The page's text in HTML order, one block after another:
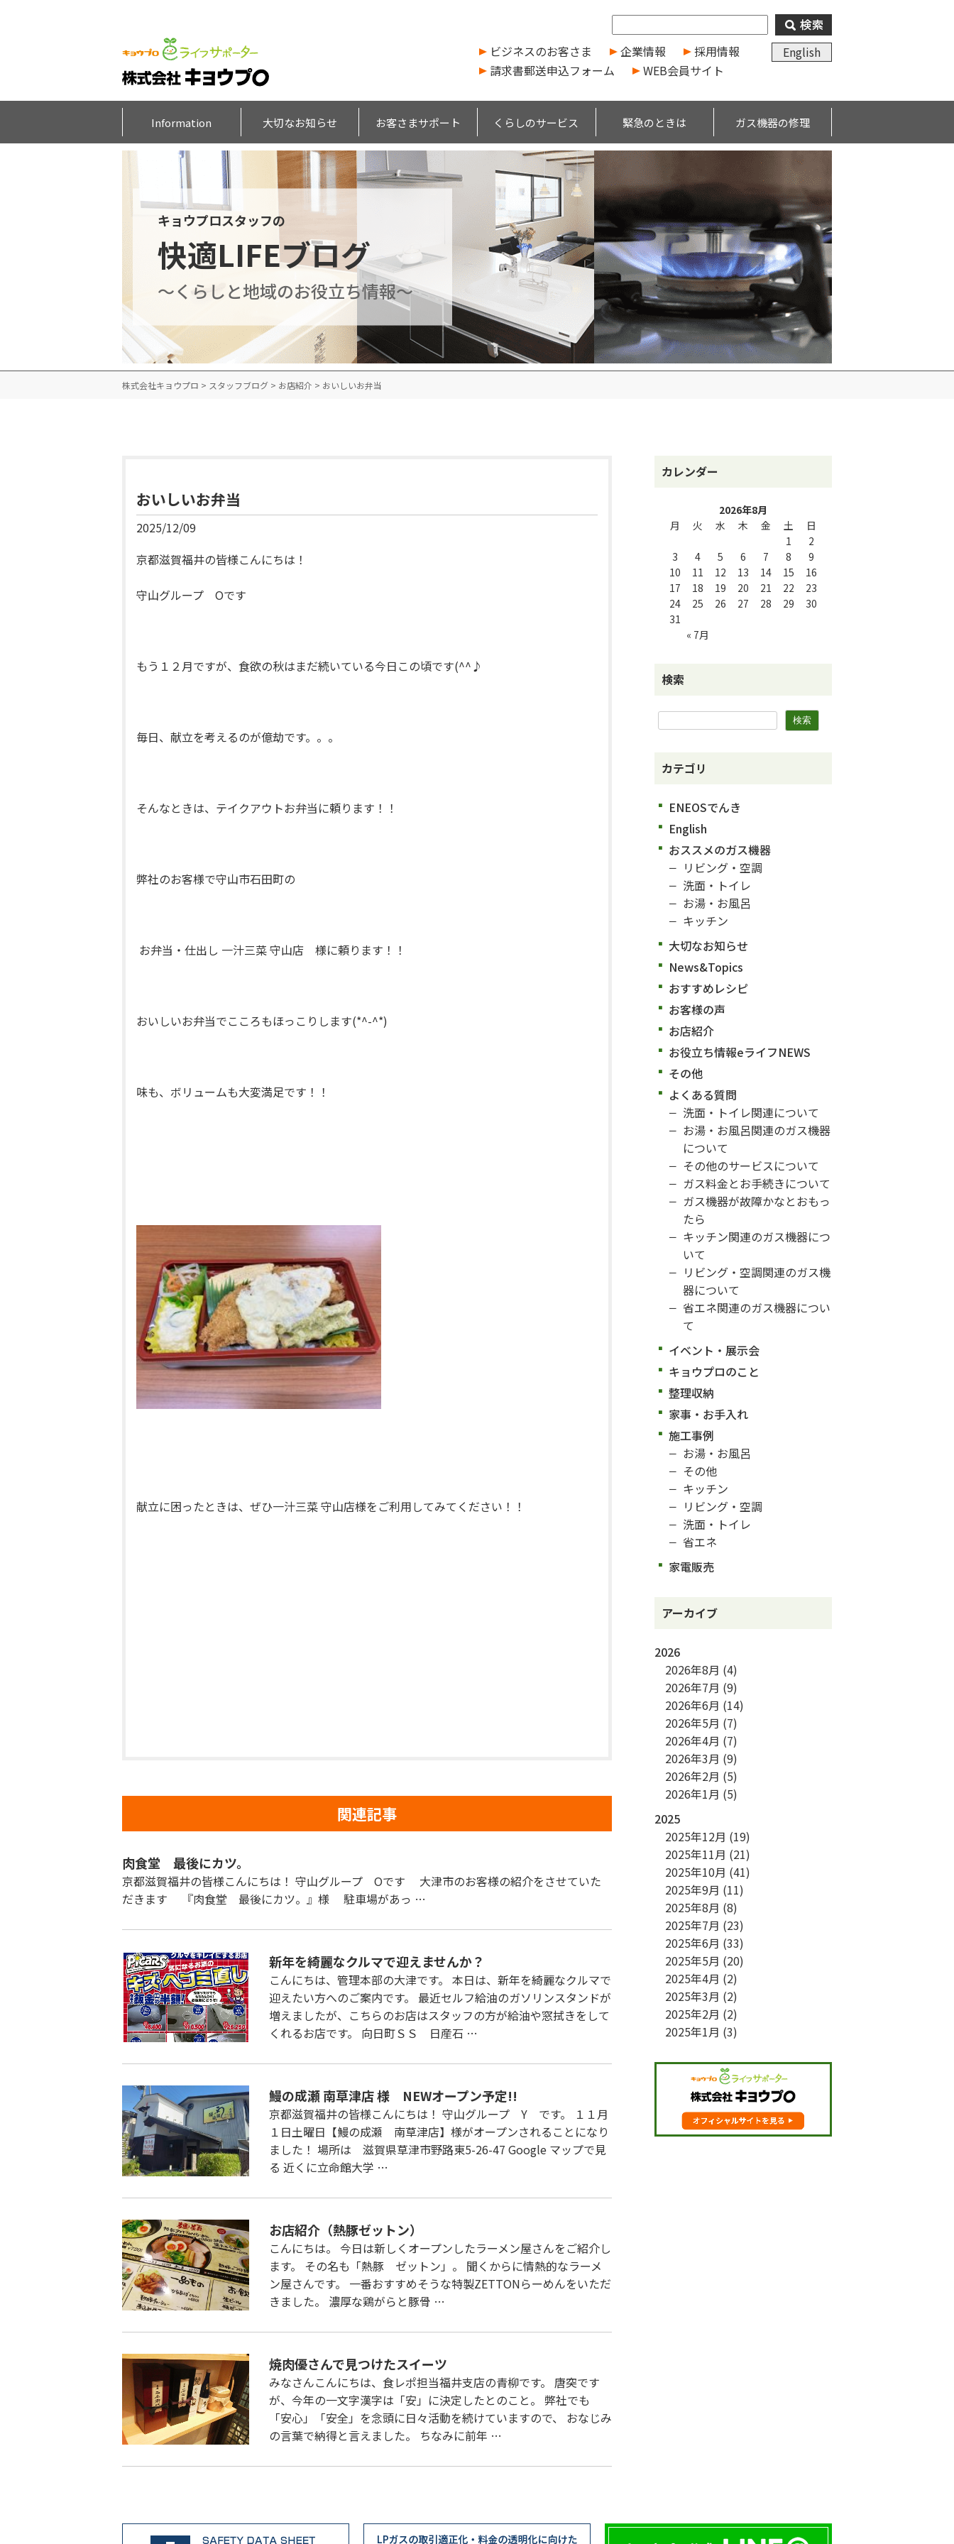
ビジネスのお客さま 企業情報 採用情報
English
請求書郵送申込フォーム
WEB会員サイト
Information 大切なお知らせ お客さまサポート くらしのサービス 緊急のときは ガス機器の修理
キョウプロスタッフの
快適LIFEブログ
～くらしと地域のお役立ち情報～
株式会社キョウプロ > スタッフブログ > お店紹介 > おいしいお弁当
おいしいお弁当
2025/12/09
京都滋賀福井の皆様こんにちは！
守山グループ Oです
もう１２月ですが、食欲の秋はまだ続いている今日この頃です(^^♪
毎日、献立を考えるのが億劫です。。。
そんなときは、テイクアウトお弁当に頼ります！！
弊社のお客様で守山市石田町の
お弁当・仕出し 一汁三菜 守山店 様に頼ります！！
おいしいお弁当でこころもほっこりします(*^-^*)
味も、ボリュームも大変満足です！！
献立に困ったときは、ぜひ一汁三菜 守山店様をご利用してみてください！！
関連記事
肉食堂 最後にカツ。
京都滋賀福井の皆様こんにちは！ 守山グループ Oです 大津市のお客様の紹介をさせていた
だきます 『肉食堂 最後にカツ。』様 駐車場があっ …
新年を綺麗なクルマで迎えませんか？
こんにちは、管理本部の大津です。 本日は、新年を綺麗なクルマで
迎えたい方へのご案内です。 最近セルフ給油のガソリンスタンドが
増えましたが、こちらのお店はスタッフの方が給油や窓拭きをして
くれるお店です。 向日町ＳＳ 日産石 …
鰻の成瀬 南草津店 様 NEWオープン予定!!
京都滋賀福井の皆様こんにちは！ 守山グループ Y です。 １１月
１日土曜日【鰻の成瀬 南草津店】様がオープンされることになり
ました！ 場所は 滋賀県草津市野路東5-26-47 Google マップで見
る 近くに立命館大学 …
お店紹介（熱豚ゼットン）
こんにちは。 今日は新しくオープンしたラーメン屋さんをご紹介し
ます。 その名も「熱豚 ゼットン」。 聞くからに情熱的なラーメ
ン屋さんです。 一番おすすめそうな特製ZETTONらーめんをいただ
きました。 濃厚な鶏がらと豚骨 …
焼肉優さんで見つけたスイーツ
みなさんこんにちは、食レポ担当福井支店の青柳です。 唐突です
が、今年の一文字漢字は「安」に決定したとのこと。 弊社でも
「安心」「安全」を念頭に日々活動を続けていますので、 おなじみ
の言葉で納得と言えました。 ちなみに前年 …
カレンダー
2026年8月
月
火 水 木 金 土 日
« 7月
1
2
3
4 5 6 7 8
9
10
11 12 13 14 15
16
17
18 19 20 21 22
23
24
25 26 27 28 29
30
31
検索
カテゴリ
ENEOSでんき
English
おススメのガス機器
リビング・空調
洗面・トイレ
お湯・お風呂
キッチン
大切なお知らせ
News&Topics
おすすめレシピ
お客様の声
お店紹介
お役立ち情報eライフNEWS
その他
よくある質問
洗面・トイレ関連について
お湯・お風呂関連のガス機器
について
その他のサービスについて
ガス料金とお手続きについて
ガス機器が故障かなとおもっ
たら
キッチン関連のガス機器につ
いて
リビング・空調関連のガス機
器について
省エネ関連のガス機器につい
て
イベント・展示会
キョウプロのこと
整理収納
家事・お手入れ
施工事例
お湯・お風呂
その他
キッチン
リビング・空調
洗面・トイレ
省エネ
家電販売
アーカイブ
2026
2026年8月 (4)
2026年7月 (9)
2026年6月 (14)
2026年5月 (7)
2026年4月 (7)
2026年3月 (9)
2026年2月 (5)
2026年1月 (5)
2025
2025年12月 (19)
2025年11月 (21)
2025年10月 (41)
2025年9月 (11)
2025年8月 (8)
2025年7月 (23)
2025年6月 (33)
2025年5月 (20)
2025年4月 (2)
2025年3月 (2)
2025年2月 (2)
2025年1月 (3)